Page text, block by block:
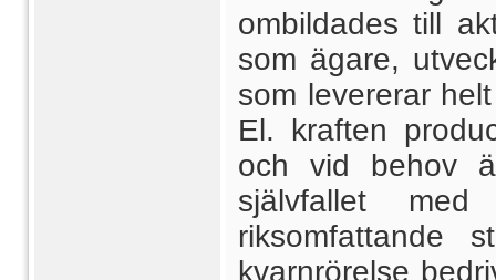
ombildades till
som ägare,
som levererar
El. kraften
och vid behov
självfallet
riksomfattande
kvarnrörelse